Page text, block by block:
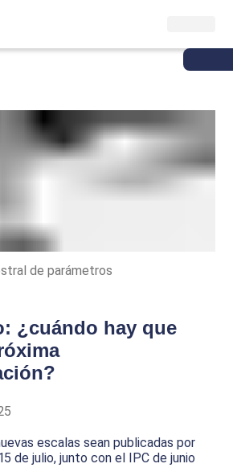
de parámetros
¿cuándo hay que
escalas sean publicadas por
de julio, junto con el IPC de junio